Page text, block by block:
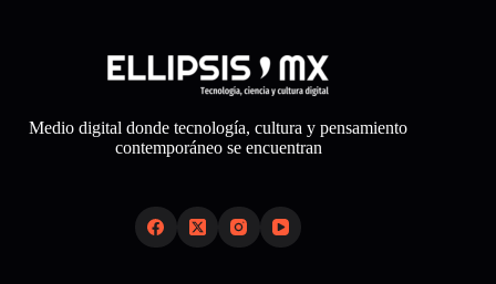
Medio digital donde tecnología, cultura y pensamiento
contemporáneo se encuentran